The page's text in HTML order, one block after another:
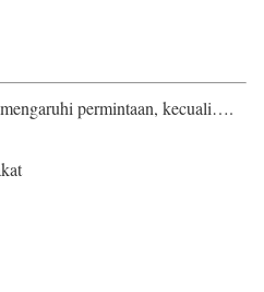
permintaan, kecuali….